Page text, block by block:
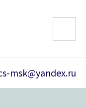
msk@yandex.ru